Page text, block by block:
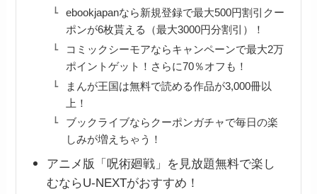
ebookjapanなら新規登録で最大500円割引クー
ポンが6枚貰える（最大3000円分割引）！
コミックシーモアならキャンペーンで最大2万
ポイントゲット！さらに70％オフも！
まんが王国は無料で読める作品が3,000冊以
上！
ブックライブならクーポンガチャで毎日の楽
しみが増えちゃう！
アニメ版「呪術廻戦」を見放題無料で楽し
むならU-NEXTがおすすめ！